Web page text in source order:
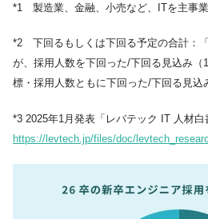
*1 製造業、金融、小売など、ITを主事
*2 下回るもしくは下回る予定の合計：
が、採用人数を下回った/下回る見込み（
標・採用人数ともに下回った/下回る見込
*3 2025年1月発表「レバテック IT 人材白
https://levtech.jp/files/doc/